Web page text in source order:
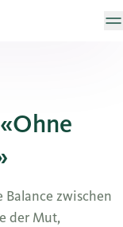
zwischen
der Mut,